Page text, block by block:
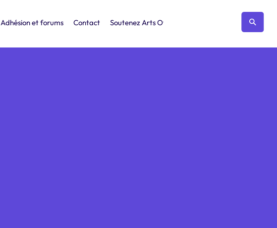
Adhésion et forums Contact Soutenez Arts Ottawa